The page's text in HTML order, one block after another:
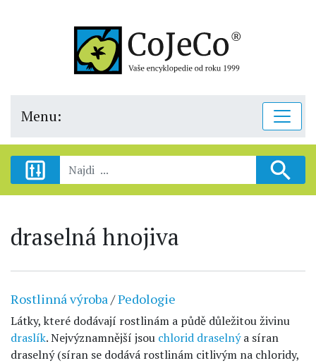
Menu:
draselná hnojiva
Rostlinná výroba/Pedologie
Látky, které dodávají rostlinám a půdě důležitou živinu
draslík. Nejvýznamnější jsou chlorid draselnýa síran
draselný (síran se dodává rostlinám citlivým na chloridy,